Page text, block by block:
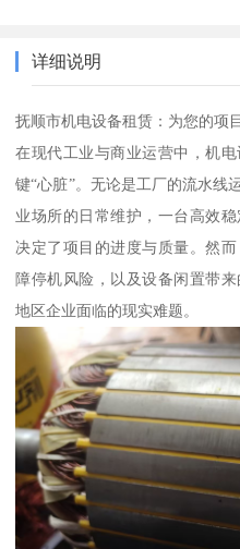
详细说明
抚顺市机电设备租赁：为您的项
在现代工业与商业运营中，机
键“心脏”。无论是工厂的流水线
业场所的日常维护，一台高效
决定了项目的进度与质量。然
障停机风险，以及设备闲置带
地区企业面临的现实难题。